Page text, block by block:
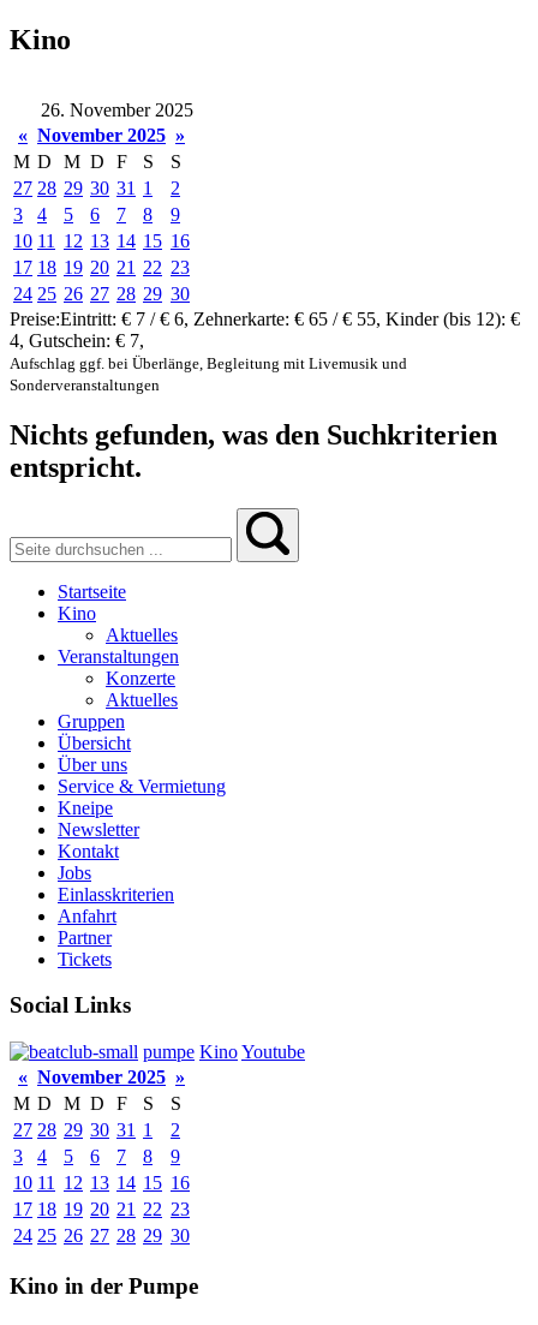
Kino
26. November 2025
« November 2025 »
M D M D F S
S
27 28 29 30 31 1
2
3
4 5 6 7 8
9
10 11 12 13 14 15 16
17 18 19 20 21 22 23
24 25 26 27 28 29 30
Preise:Eintritt: € 7 / € 6, Zehnerkarte: € 65 / € 55, Kinder (bis 12): €
4, Gutschein: € 7,
Aufschlag ggf. bei Überlänge, Begleitung mit Livemusik und
Sonderveranstaltungen
Nichts gefunden, was den Suchkriterien
entspricht.
Startseite
Kino
Aktuelles
Veranstaltungen
Konzerte
Aktuelles
Gruppen
Übersicht
Über uns
Service & Vermietung
Kneipe
Newsletter
Kontakt
Jobs
Einlasskriterien
Anfahrt
Partner
Tickets
Social Links
pumpe KinoYoutube
« November 2025 »
M D M D F S
S
27 28 29 30 31 1
2
3
4 5 6 7 8
9
10 11 12 13 14 15 16
17 18 19 20 21 22 23
24 25 26 27 28 29 30
Kino in der Pumpe